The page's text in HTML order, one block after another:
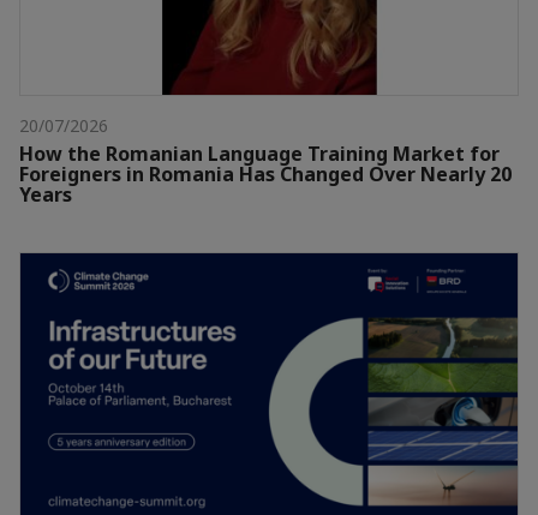
20/07/2026
How the Romanian Language Training Market for
Foreigners in Romania Has Changed Over Nearly 20
Years